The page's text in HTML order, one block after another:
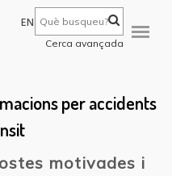
EN
Cerca avançada
per accidents
motivades i